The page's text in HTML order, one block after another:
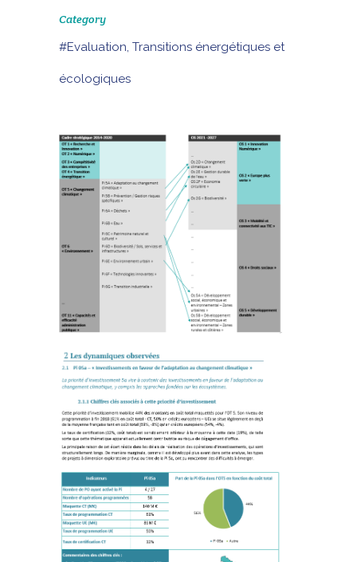
Category
#Evaluation, Transitions énergétiques et
écologiques